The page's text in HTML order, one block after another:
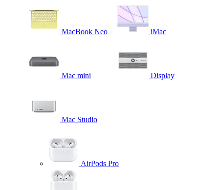
MacBook Neo iMac
Mac mini Display
Mac Studio
AirPods Pro